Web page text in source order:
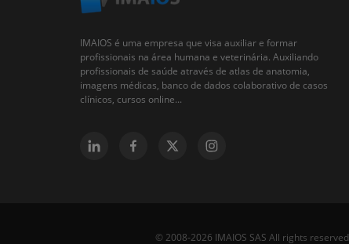
IMAIOS é uma empresa que visa auxiliar e formar
profissionais na área humana e veterinária. Auxiliando
profissionais de saúde através de atlas de anatomia,
imagens médicas, banco de dados colaborativo de casos
clínicos, cursos online...
© 2008-2026 IMAIOS SAS All rights reserved